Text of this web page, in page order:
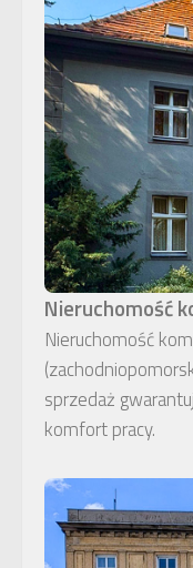
Nieruchomość
Nieruchomość
sprzedaż
komfort pracy.